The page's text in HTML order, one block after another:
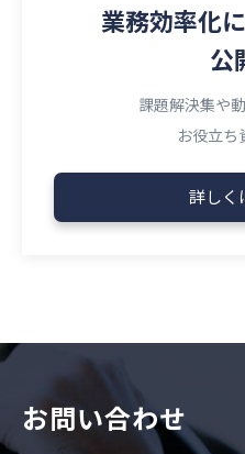
業務効率化
公
課題解決集や
お役立ち
詳しく
お問い合わせ